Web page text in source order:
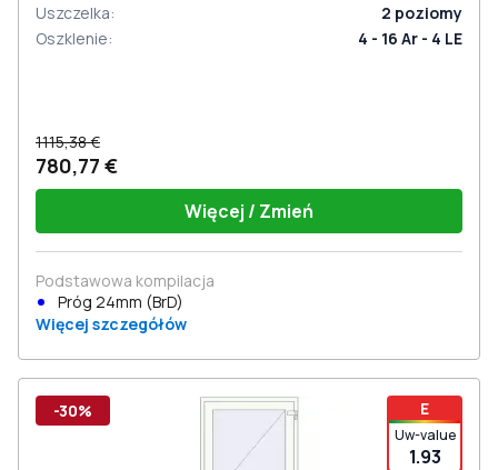
Uszczelka: 2 poziomy
Oszklenie: 4 - 16 Ar - 4 LE
1115,38 €
780,77 €
Więcej / Zmień
Podstawowa kompilacja
Próg 24mm (BrD)
Więcej szczegółów
E
Uw-value
1.93
-30%